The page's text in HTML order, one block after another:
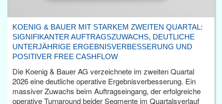
KOENIG & BAUER MIT STARKEM ZWEITEN QUARTAL:
SIGNIFIKANTER AUFTRAGSZUWACHS, DEUTLICHE
UNTERJÄHRIGE ERGEBNISVERBESSERUNG UND
POSITIVER FREE CASHFLOW
Die Koenig & Bauer AG verzeichnete im zweiten Quartal
2026 eine deutliche operative Ergebnisverbesserung. Ein
massiver Zuwachs beim Auftragseingang, der erfolgreiche
operative Turnaround beider Segmente im Quartalsverlauf